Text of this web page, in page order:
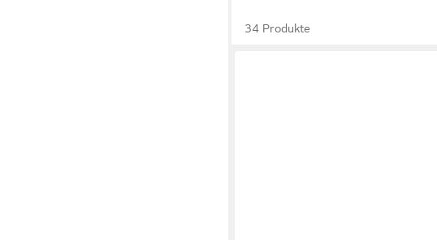
34 Produkte